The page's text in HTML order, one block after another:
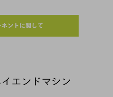
ントに関して
エンドマシン